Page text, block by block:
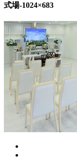
式場-1024×683